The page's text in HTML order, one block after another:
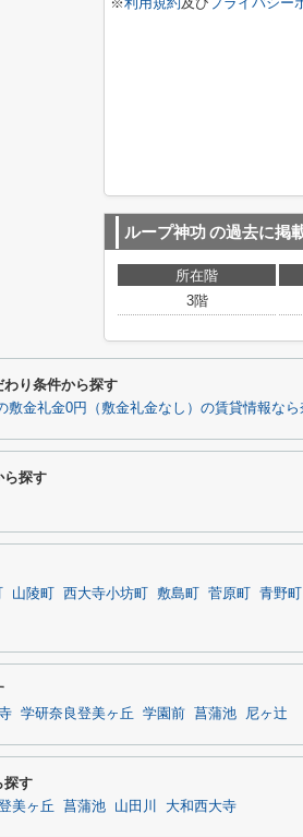
ループ神功の過去に掲
所在階
3階
り条件から探す
敷金礼金0円（敷金礼金なし）の賃貸情報な
ら探す
山陵町 西大寺小坊町 敷島町 菅原町
青野町
学研奈良登美ヶ丘 学園前 菖蒲池 尼ヶ辻
探す
美ヶ丘 菖蒲池 山田川 大和西大寺